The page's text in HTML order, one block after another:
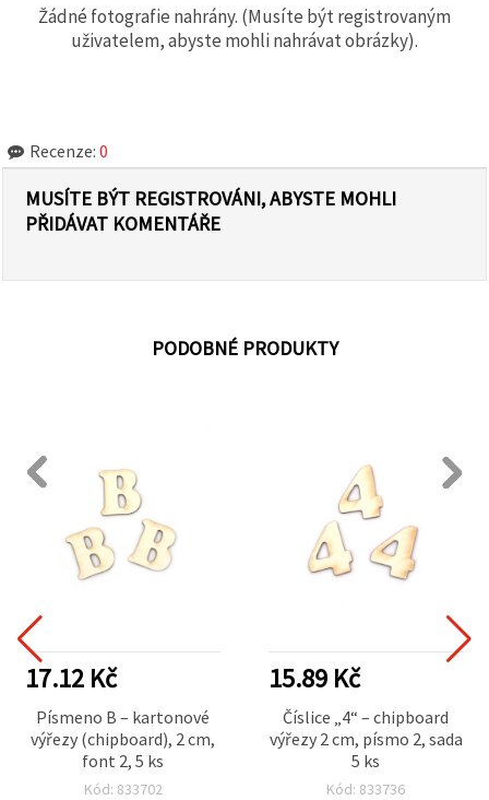
Žádné fotografie nahrány. (Musíte být registrovaným
uživatelem, abyste mohli nahrávat obrázky).
Recenze: 0
MUSÍTE BÝT REGISTROVÁNI, ABYSTE MOHLI
PŘIDÁVAT KOMENTÁŘE
PODOBNÉ PRODUKTY
17.12 Kč
Písmeno B – kartonové
výřezy (chipboard), 2 cm,
font 2, 5 ks
Kód: 833702
15.89 Kč
Číslice „4“ – chipboard
výřezy 2 cm, písmo 2, sada
5 ks
Kód: 833736